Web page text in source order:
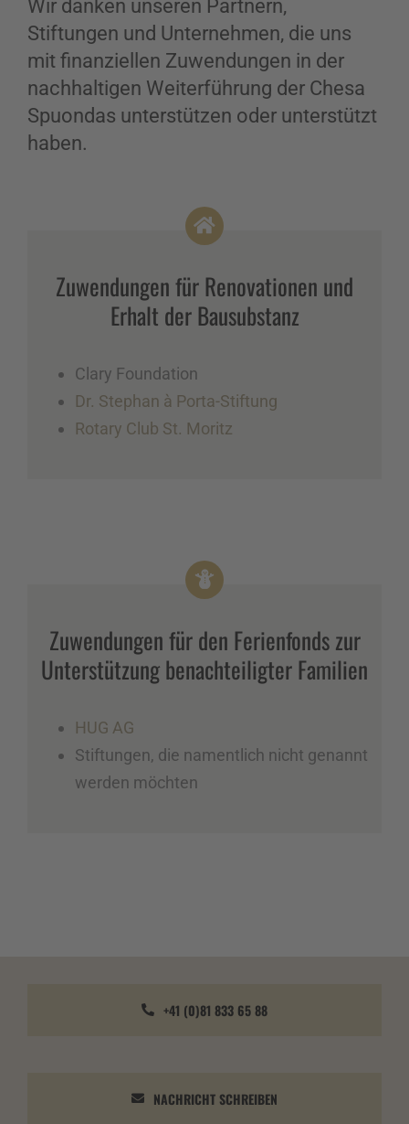
Wir danken unseren Partnern,
Stiftungen und Unternehmen, die uns
mit finanziellen Zuwendungen in der
nachhaltigen Weiterführung der Chesa
Spuondas unterstützen oder unterstützt
haben.
Zuwendungen für Renovationen und
Erhalt der Bausubstanz
Clary Foundation
Dr. Stephan à Porta-Stiftung
Rotary Club St. Moritz
Zuwendungen für den Ferienfonds zur
Unterstützung benachteiligter Familien
HUG AG
Stiftungen, die namentlich nicht genannt
werden möchten
+41 (0)81 833 65 88
NACHRICHT SCHREIBEN